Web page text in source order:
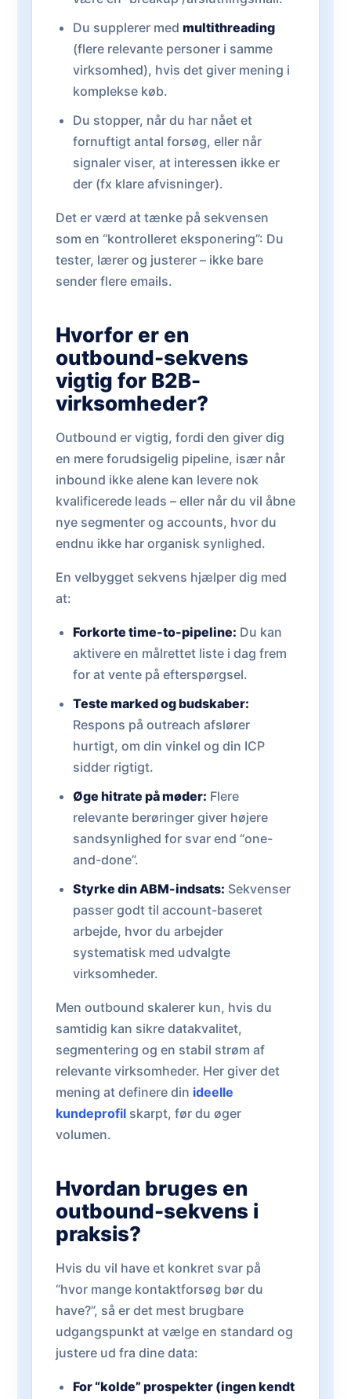
Du supplerer med multithreading
(flere relevante personer i samme
virksomhed), hvis det giver mening i
komplekse køb.
Du stopper, når du har nået et
fornuftigt antal forsøg, eller når
signaler viser, at interessen ikke er
der (fx klare afvisninger).
Det er værd at tænke på sekvensen
som en “kontrolleret eksponering”: Du
tester, lærer og justerer – ikke bare
sender flere emails.
Hvorfor er en
outbound-sekvens
vigtig for B2B-
virksomheder?
Outbound er vigtig, fordi den giver dig
en mere forudsigelig pipeline, især når
inbound ikke alene kan levere nok
kvalificerede leads – eller når du vil åbne
nye segmenter og accounts, hvor du
endnu ikke har organisk synlighed.
En velbygget sekvens hjælper dig med
at:
Forkorte time-to-pipeline: Du kan
aktivere en målrettet liste i dag frem
for at vente på efterspørgsel.
Teste marked og budskaber:
Respons på outreach afslører
hurtigt, om din vinkel og din ICP
sidder rigtigt.
Øge hitrate på møder: Flere
relevante berøringer giver højere
sandsynlighed for svar end “one-
and-done”.
Styrke din ABM-indsats: Sekvenser
passer godt til account-baseret
arbejde, hvor du arbejder
systematisk med udvalgte
virksomheder.
Men outbound skalerer kun, hvis du
samtidig kan sikre datakvalitet,
segmentering og en stabil strøm af
relevante virksomheder. Her giver det
mening at definere din ideelle
kundeprofil skarpt, før du øger
volumen.
Hvordan bruges en
outbound-sekvens i
praksis?
Hvis du vil have et konkret svar på
“hvor mange kontaktforsøg bør du
have?”, så er det mest brugbare
udgangspunkt at vælge en standard og
justere ud fra dine data:
For “kolde” prospekter (ingen kendt